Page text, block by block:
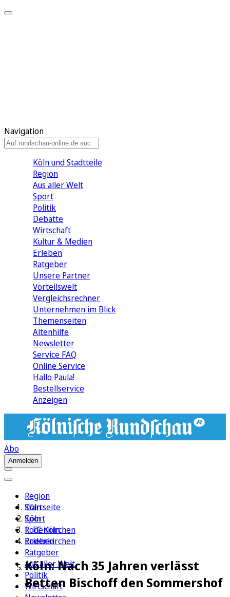
Navigation
Köln und Stadtteile
Region
Aus aller Welt
Sport
Politik
Debatte
Wirtschaft
Kultur & Medien
Erleben
Ratgeber
Unsere Partner
Vorteilswelt
Vergleichsrechner
Unternehmen im Blick
Themenseiten
Altenhilfe
Newsletter
Service FAQ
Online Service
Hallo Paula!
Bestellservice
Anzeigen
Abo
Anmelden
Region
Köln
Sport
1. FC Köln
Erleben
Ratgeber
Aus aller Welt
Politik
Wirtschaft
Startseite
Köln
Rodenkirchen
Rodenkirchen
Köln: Nach 35 Jahren verlässt
Betten Bischoff den Sommershof